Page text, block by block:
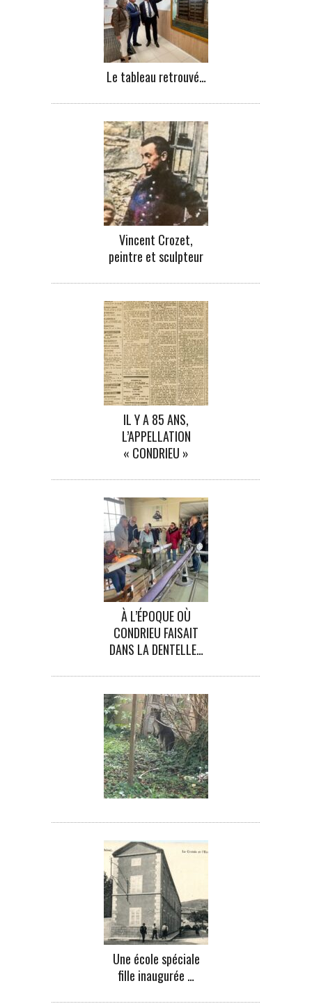
Le tableau retrouvé…
Vincent Crozet,
peintre et sculpteur
IL Y A 85 ANS,
L’APPELLATION
« CONDRIEU »
À L’ÉPOQUE OÙ
CONDRIEU FAISAIT
DANS LA DENTELLE…
Une école spéciale
fille inaugurée …